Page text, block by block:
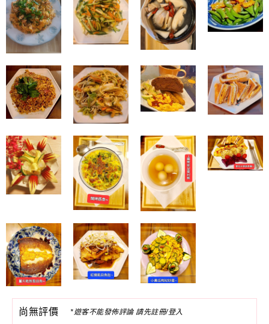
尚無評價 *遊客不能發佈評論 請先註冊/登入